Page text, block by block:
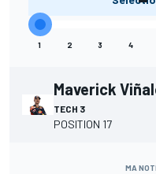
1 2 3 4
Maverick
TECH 3
POSITION 17
MA